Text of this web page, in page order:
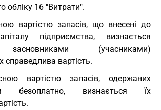
обліку 16 "Витрати".
вартістю запасів, що внесені до
підприємства, визнається
(учасниками)
справедлива вартість.
вартістю запасів, одержаних
безоплатно, визнається їх